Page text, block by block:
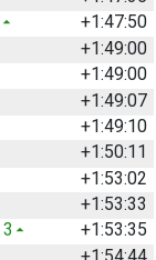
+1:47:50
+1:49:00
+1:49:00
+1:49:07
+1:49:10
+1:50:11
+1:53:02
+1:53:33
3
+1:53:35